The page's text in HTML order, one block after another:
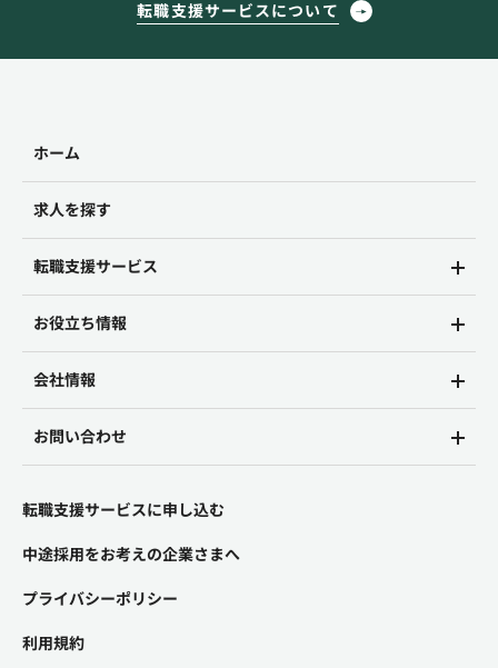
転職支援サービスについて
ホーム
求人を探す
転職支援サービス
お役立ち情報
会社情報
お問い合わせ
転職支援サービスに申し込む
中途採用をお考えの企業さまへ
プライバシーポリシー
利用規約